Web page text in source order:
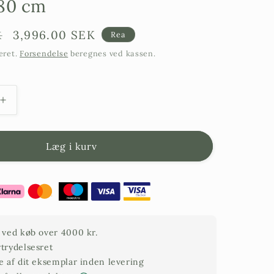
cm
Försäljningspris
3,996.00 SEK
Rea
Forsendelse beregnes ved kassen.
Øg
antallet
af
nåletræsbonsai
–
–
Juniperus
Schlager
–
Bonsai
180
Læg i kurv
køb over 4000 kr.
af dit eksemplar inden levering